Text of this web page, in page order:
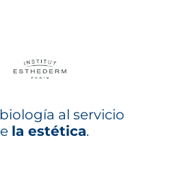
al servicio
la estética.